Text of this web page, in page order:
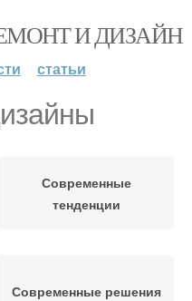
И ДИЗАЙН
статьи
Современные
тенденции
Современные решения